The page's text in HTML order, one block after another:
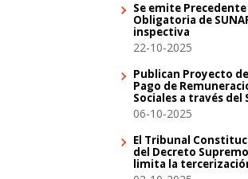
Se emite
Obligatoria de
inspectiva
22-10-2025
Publican Proyecto
Pago de
Sociales a través del
06-10-2025
El Tribunal
del Decreto
limita la